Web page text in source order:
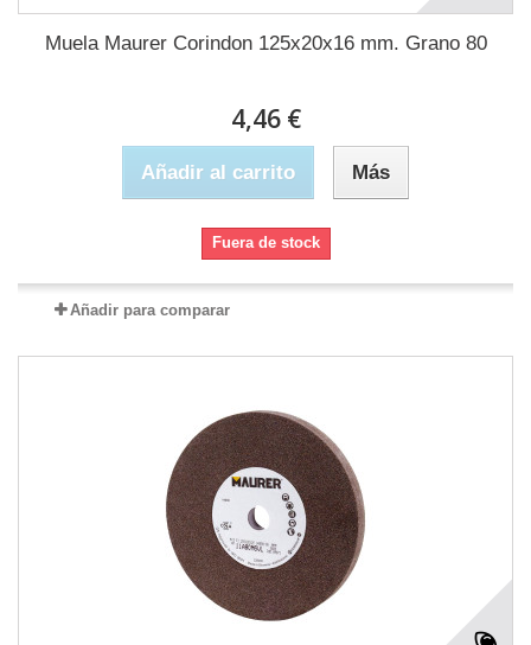
Muela Maurer Corindon 125x20x16 mm. Grano 80
4,46 €
Añadir al carrito Más
Fuera de stock
Añadir para comparar